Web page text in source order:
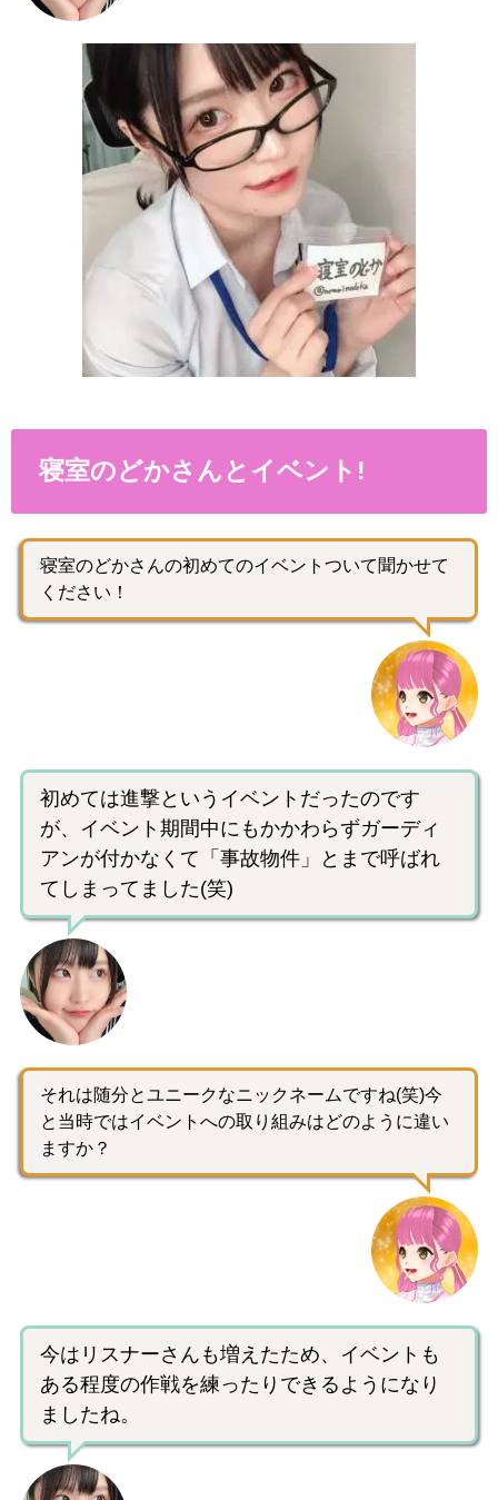
寝室のどかさんとイベント!
寝室のどかさんの初めてのイベントついて聞かせて
ください！
初めては進撃というイベントだったのです
が、イベント期間中にもかかわらずガーディ
アンが付かなくて「事故物件」とまで呼ばれ
てしまってました(笑)
それは随分とユニークなニックネームですね(笑)今
と当時ではイベントへの取り組みはどのように違い
ますか？
今はリスナーさんも増えたため、イベントも
ある程度の作戦を練ったりできるようになり
ましたね。